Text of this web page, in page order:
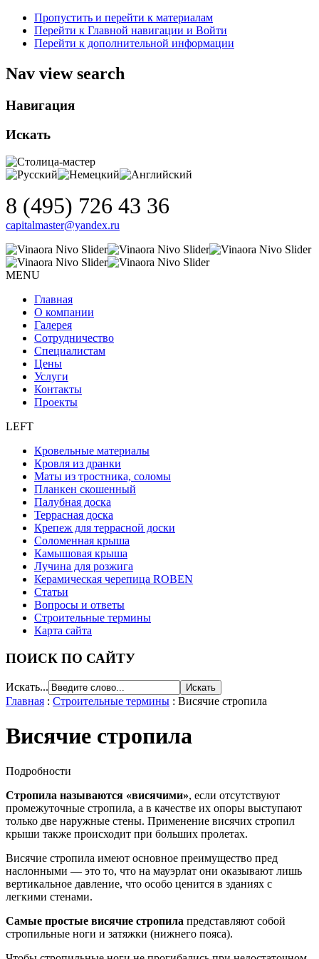
Пропустить и перейти к материалам
Перейти к Главной навигации и Войти
Перейти к дополнительной информации
Nav view search
Навигация
Искать
8 (495) 726 43 36
capitalmaster@yandex.ru
MENU
Главная
О компании
Галерея
Сотрудничество
Специалистам
Цены
Услуги
Контакты
Проекты
LEFT
Кровельные материалы
Кровля из дранки
Маты из тростника, соломы
Планкен скошенный
Палубная доска
Террасная доска
Крепеж для террасной доски
Соломенная крыша
Камышовая крыша
Лучина для розжига
Керамическая черепица ROBEN
Статьи
Вопросы и ответы
Строительные термины
Карта сайта
ПОИСК ПО САЙТУ
Искать...
Главная : Строительные термины : Висячие стропила
Висячие стропила
Подробности
Стропила называются «висячими», если отсутствуют
промежуточные стропила, а в качестве их опоры выступают
только две наружные стены. Применение висячих стропил
крыши также происходит при больших пролетах.
Висячие стропила имеют основное преимущество пред
наслонными — это то, что на мауэрлат они оказывают лишь
вертикальное давление, что особо ценится в зданиях с
легкими стенами.
Самые простые висячие стропила представляют собой
стропильные ноги и затяжки (нижнего пояса).